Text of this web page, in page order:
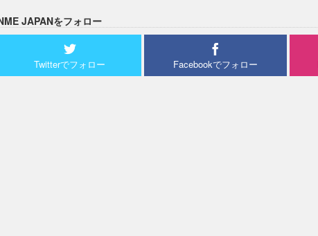
JAPANをフォロー
Twitterでフォロー Facebookでフォロー